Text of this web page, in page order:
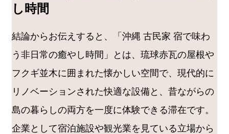
し時間
結論からお伝えすると、「沖縄 古民家 宿で味わ
う非日常の癒やし時間」とは、琉球赤瓦の屋根や
フクギ並木に囲まれた懐かしい空間で、現代的に
リノベーションされた快適な設備と、昔ながらの
島の暮らしの両方を一度に体験できる滞在です。
企業として宿泊施設や観光業を見ている立場から